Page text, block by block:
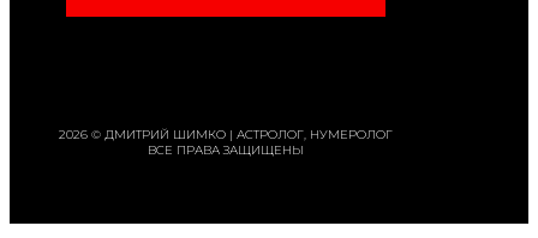
2026 © ДМИТРИЙ ШИМКО | АСТРОЛОГ, НУМЕРОЛОГ
ВСЕ ПРАВА ЗАЩИЩЕНЫ